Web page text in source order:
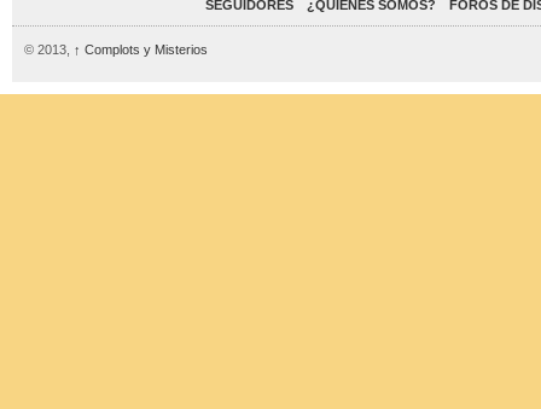
SEGUIDORES ¿QUIENES SOMOS? FOROS DE
© 2013, ↑ Complots y Misterios